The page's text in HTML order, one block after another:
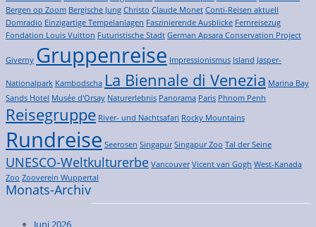
Bergen op Zoom Bergische Jung Christo Claude Monet Conti-Reisen aktuell
Domradio Einzigartige Tempelanlagen Faszinierende Ausblicke Fernreisezug
Fondation Louis Vuitton Futuristische Stadt German Apsara Conservation Project
Giverny Gruppenreise Impressionismus Island Jasper-
Nationalpark Kambodscha La Biennale di Venezia Marina Bay
Sands Hotel Musée d'Orsay Naturerlebnis Panorama Paris Phnom Penh
Reisegruppe River- und Nachtsafari Rocky Mountains
Rundreise Seerosen Singapur Singapur Zoo Tal der Seine
UNESCO-Weltkulturerbe Vancouver Vicent van Gogh West-Kanada
Zoo Zooverein Wuppertal
Monats-Archiv
Juni 2026